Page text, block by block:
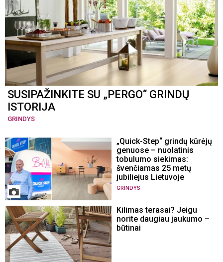
SUSIPAŽINKITE SU „PERGO“ GRINDŲ
ISTORIJA
GRINDYS
„Quick-Step“ grindų kūrėjų
genuose – nuolatinis
tobulumo siekimas:
švenčiamas 25 metų
jubiliejus Lietuvoje
GRINDYS
Kilimas terasai? Jeigu
norite daugiau jaukumo –
būtinai